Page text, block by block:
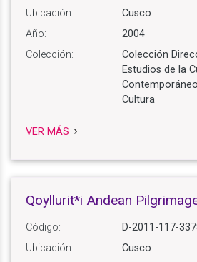
Ubicación:
Cusco
Año:
2004
Colección:
Colección
Estudios de la
Cultura
VER MÁS
Qoyllurit*i Andean
Código:
D-2011-117-
Ubicación:
Cusco